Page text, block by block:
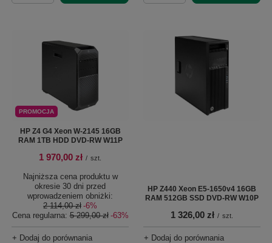
PROMOCJA
HP Z4 G4 Xeon W-2145 16GB
RAM 1TB HDD DVD-RW W11P
1 970,00 zł / szt.
Najniższa cena produktu w
okresie 30 dni przed
wprowadzeniem obniżki:
2 114,00 zł -6%
Cena regularna:5 299,00 zł -63%
+ Dodaj do porównania
HP Z440 Xeon E5-1650v4 16GB
RAM 512GB SSD DVD-RW W10P
1 326,00 zł / szt.
+ Dodaj do porównania